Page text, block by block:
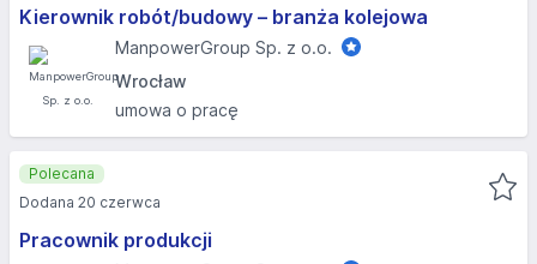
Kierownik robót/budowy – branża kolejowa
ManpowerGroup Sp. z o.o.
Wrocław
umowa o pracę
Pracownik produkcji
Polecana
Dodana 20 czerwca